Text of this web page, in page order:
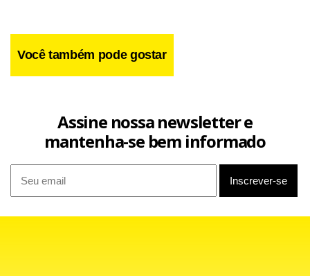
Você também pode gostar
Assine nossa newsletter e
mantenha-se bem informado